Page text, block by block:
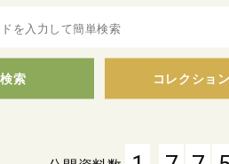
索 コレクション